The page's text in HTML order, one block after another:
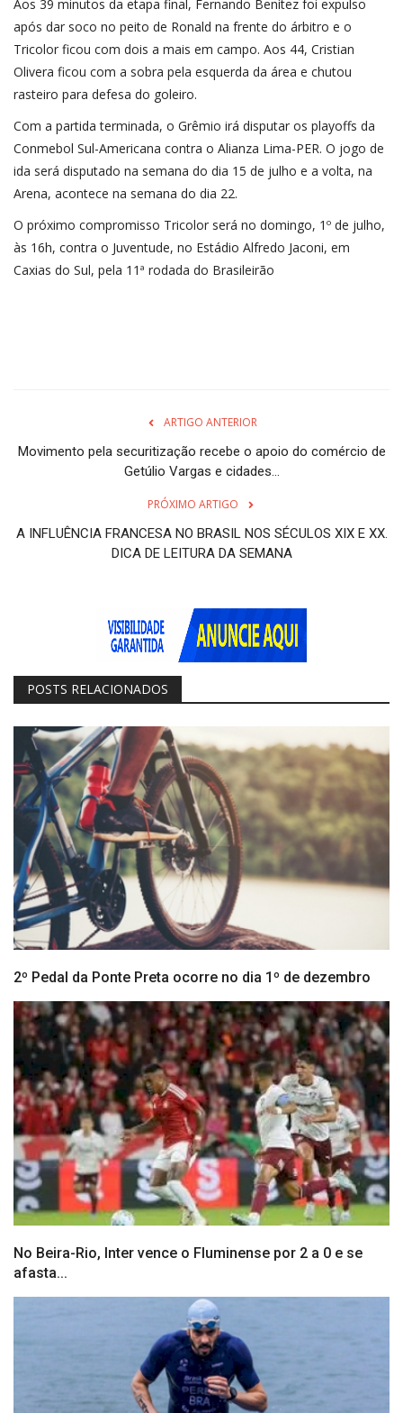
Aos 39 minutos da etapa final, Fernando Benítez foi expulso
após dar soco no peito de Ronald na frente do árbitro e o
Tricolor ficou com dois a mais em campo. Aos 44, Cristian
Olivera ficou com a sobra pela esquerda da área e chutou
rasteiro para defesa do goleiro.
Com a partida terminada, o Grêmio irá disputar os playoffs da
Conmebol Sul-Americana contra o Alianza Lima-PER. O jogo de
ida será disputado na semana do dia 15 de julho e a volta, na
Arena, acontece na semana do dia 22.
O próximo compromisso Tricolor será no domingo, 1º de julho,
às 16h, contra o Juventude, no Estádio Alfredo Jaconi, em
Caxias do Sul, pela 11ª rodada do Brasileirão
ARTIGO ANTERIOR
Movimento pela securitização recebe o apoio do comércio de
Getúlio Vargas e cidades...
PRÓXIMO ARTIGO
A INFLUÊNCIA FRANCESA NO BRASIL NOS SÉCULOS XIX E XX.
DICA DE LEITURA DA SEMANA
POSTS RELACIONADOS
2º Pedal da Ponte Preta ocorre no dia 1º de dezembro
No Beira-Rio, Inter vence o Fluminense por 2 a 0 e se
afasta...